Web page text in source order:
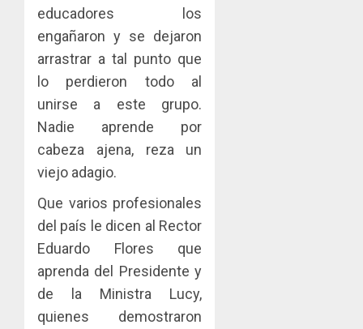
educadores los
engañaron y se dejaron
arrastrar a tal punto que
lo perdieron todo al
unirse a este grupo.
Nadie aprende por
cabeza ajena, reza un
viejo adagio.
Que varios profesionales
del país le dicen al Rector
Eduardo Flores que
aprenda del Presidente y
de la Ministra Lucy,
quienes demostraron